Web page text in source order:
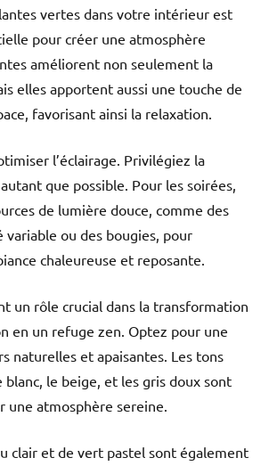
vertes dans votre intérieur est
pour créer une atmosphère
améliorent non seulement la
elles apportent aussi une touche de
favorisant ainsi la relaxation.
l’éclairage. Privilégiez la
que possible. Pour les soirées,
de lumière douce, comme des
variable ou des bougies, pour
chaleureuse et reposante.
un rôle crucial dans la transformation
en un refuge zen. Optez pour une
naturelles et apaisantes. Les tons
le beige, et les gris doux sont
une atmosphère sereine.
clair et de vert pastel sont également